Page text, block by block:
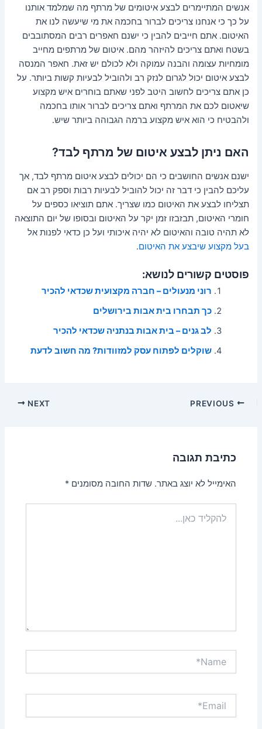
אנשים המתיימרים לבצע איטומים של מרתף מה שמלמד אותנו
על כך כי אנחנו צריכים לברור בחכמה את מי שיעשה לנו את
האיטום. אתם חייבים להבין כי ישנם חאפרים רבים המסתובבים
בשטח ואתם צריכים להיזהר מהם. איטום של מרתפים מחייב
מומחיות עצומה והבנה עמוקה ולא לכולם יש זאת. חאפר המנסה
לבצע איטום יכול לגרום לנזק רב ולהוביל לבעיות קשות ביותר. על
כן אתם צריכים לחשוב היטב לפני שאתם בוחרים איש מקצוע
שיאטום לכם את המרתף ואתם צריכים לברור אותו בחכמה
ולהבטיח כי הוא איש מקצוע ברמה הגבוהה ביותר שיש.
האם ניתן לבצע איטום של מרתף לבד?
ישנם אנשים החושבים כי הם יכולים לבצע איטום מרתף לבד, אך
עליכם להבין כי דבר זה יכול להוביל לבעיות רבות וספק רב אם
תצליחו לבצע את האיטום כמו שצריך. אתם תוציאו כספים על
חומרי האיטום, תבזבזו זמן יקר על האיטום ובסופו של יום התוצאה
לא תהיה טובה והאיטום לא יהיה איכותי ועל כן כדאי לפנות אל
בעל מקצוע שיבצע את האיטום.
פוסטים קשורים לנושא:
רוני מנעולים – חברה מקצועית שכדאי להכיר
כך תבחרו בית אבות בירושלים
לב גנים – בית אבות בנתניה שכדאי להכיר
שוקלים לפתוח עסק למזוודות? מה חשוב לדעת
Post
NEXT
כתיבת תגובה
האימייל לא יוצג באתר. שדות החובה מסומנים*
כאן...